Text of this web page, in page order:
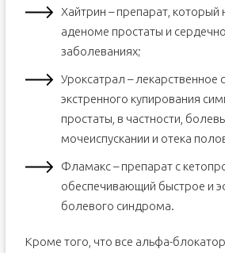
Хайтрин – препарат, который
аденоме простаты и
заболеваниях;
Уроксатрал – лекарственное
экстренного купирования
простаты, в частности,
мочеиспускании и отека
Фламакс – препарат с
обеспечивающий быстрое и
болевого синдрома.
Кроме того, что все альфа-